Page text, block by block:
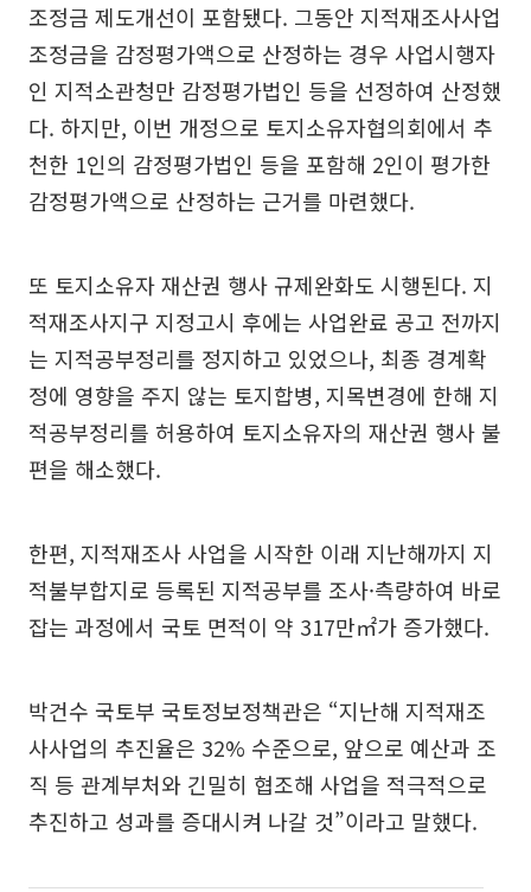
조정금 제도개선이 포함됐다. 그동안 지적재조사사업
조정금을 감정평가액으로 산정하는 경우 사업시행자
인 지적소관청만 감정평가법인 등을 선정하여 산정했
다. 하지만, 이번 개정으로 토지소유자협의회에서 추
천한 1인의 감정평가법인 등을 포함해 2인이 평가한
감정평가액으로 산정하는 근거를 마련했다.
또 토지소유자 재산권 행사 규제완화도 시행된다. 지
적재조사지구 지정고시 후에는 사업완료 공고 전까지
는 지적공부정리를 정지하고 있었으나, 최종 경계확
정에 영향을 주지 않는 토지합병, 지목변경에 한해 지
적공부정리를 허용하여 토지소유자의 재산권 행사 불
편을 해소했다.
한편, 지적재조사 사업을 시작한 이래 지난해까지 지
적불부합지로 등록된 지적공부를 조사·측량하여 바로
잡는 과정에서 국토 면적이 약 317만㎡가 증가했다.
박건수 국토부 국토정보정책관은 “지난해 지적재조
사사업의 추진율은 32% 수준으로, 앞으로 예산과 조
직 등 관계부처와 긴밀히 협조해 사업을 적극적으로
추진하고 성과를 증대시켜 나갈 것”이라고 말했다.